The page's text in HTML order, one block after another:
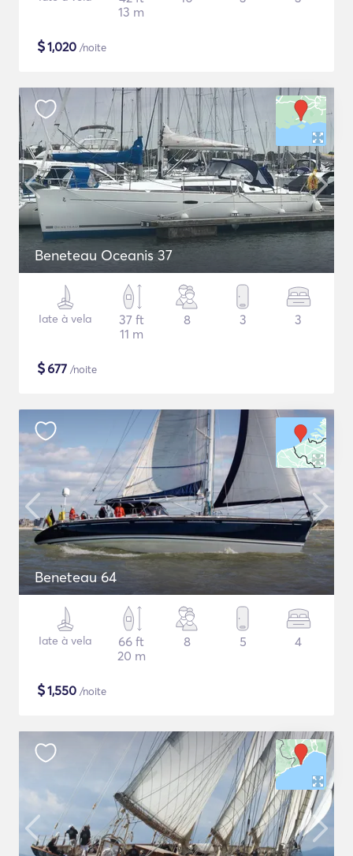
13 m
$1,020 /noite
Beneteau Oceanis 37
Iate à vela
37 ft
11 m
8 3 3
$677 /noite
Beneteau 64
Iate à vela
66 ft
20 m
8 5 4
$1,550 /noite